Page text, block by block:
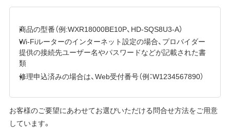
商品の型番（例:WXR18000BE10P、HD-SQS8U3-A）
Wi-Fiルーターのインターネット設定の場合、プロバイダー
提供の接続先ユーザー名やパスワードなどが記載された書
類
修理申込済みの場合は、Web受付番号（例：W1234567890）
お客様のご要望にあわせてお選びいただける問合せ方法をご用意
しています。